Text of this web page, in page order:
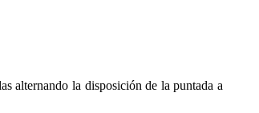
alternando la disposición de la puntada a